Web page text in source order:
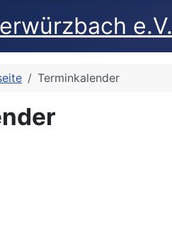
e.V.
Terminkalender